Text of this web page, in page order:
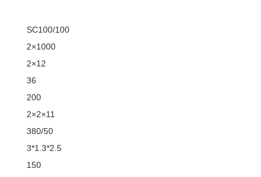
SC100/100
2×1000
2×12
36
200
2×2×11
380/50
3*1.3*2.5
150